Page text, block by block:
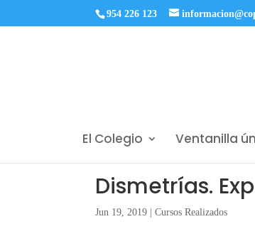
954 226 123
El Colegio Ventanilla
Dismetrías.
Jun 19, 2019 |Cursos Realizados